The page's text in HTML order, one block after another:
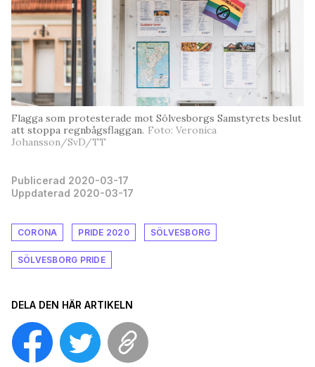
Flagga som protesterade mot Sölvesborgs Samstyrets beslut
att stoppa regnbågsflaggan. Foto: Veronica
Johansson/SvD/TT
Publicerad 2020-03-17
Uppdaterad 2020-03-17
CORONA PRIDE 2020 SÖLVESBORG
SÖLVESBORG PRIDE
DELA DEN HÄR ARTIKELN